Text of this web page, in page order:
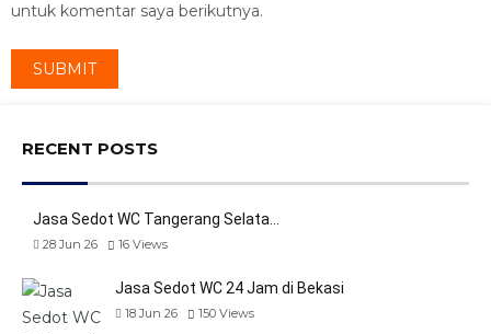
untuk komentar saya berikutnya.
RECENT POSTS
Jasa Sedot WC Tangerang Selata…
28 Jun 26 16 Views
Jasa Sedot WC 24 Jam di Bekasi
18 Jun 26 150 Views